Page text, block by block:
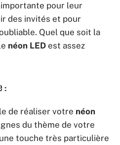
pour leur
des invités et pour
Quel que soit la
néon LED est assez
:
de réaliser votre néon
du thème de votre
touche très particulière